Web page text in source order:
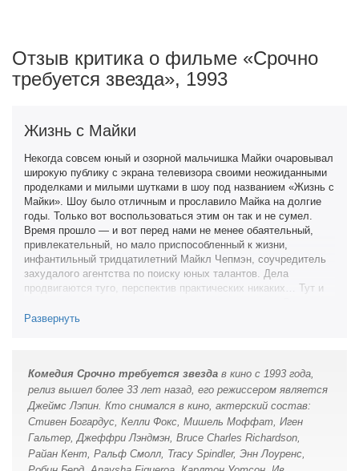
Отзыв критика о фильме «Срочно
требуется звезда», 1993
Жизнь с Майки
Некогда совсем юный и озорной мальчишка Майки очаровывал
широкую публику с экрана телевизора своими неожиданными
проделками и милыми шутками в шоу под названием «Жизнь с
Майки». Шоу было отличным и прославило Майка на долгие
годы. Только вот воспользоваться этим он так и не сумел.
Время прошло — и вот перед нами не менее обаятельный,
привлекательный, но мало приспособленный к жизни,
инфантильный тридцатилетний Майкл Чепмэн, соучредитель
захудалого агентства по поиску юных талантов. Дела
продвигаются туго, перспектив практических никаких… Тут и
Эта девчушка с весьма сомнительной репутацией, способная с
Энджи, истории достаточно трогательной, ведь они в конечном
итоге помогают друг другу не только справиться с
неприятностями, но и вдохновиться на новую жизнь, полную
надежд и стремлений.
Фильм с незамысловатым сюжетом, прекрасно подобранными
актерами и неповторимой атмосферой 90-х годов в конечном
Развернуть
Комедия Срочно требуется звезда в кино с 1993 года,
релиз вышел более 33 лет назад, его режиссером является
Джеймс Лэпин. Кто снимался в кино, актерский состав:
Стивен Богардус, Келли Фокс, Мишель Моффат, Иген
Гальтер, Джеффри Лэндмэн, Bruce Charles Richardson,
Райан Кент, Ральф Смолл, Tracy Spindler, Энн Лоуренс,